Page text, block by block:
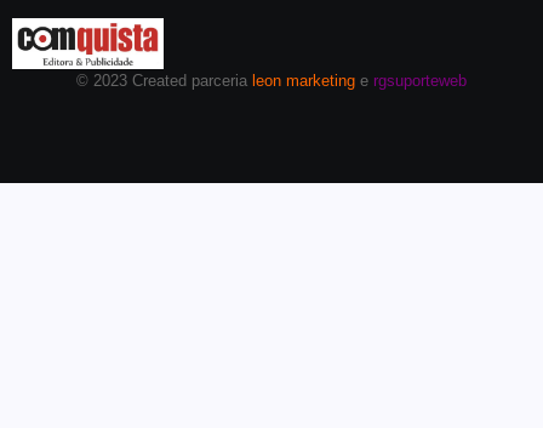
© 2023 Created parceria leon marketing e rgsuporteweb